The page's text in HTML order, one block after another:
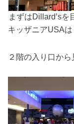
まずはDillard’sを
キッザニアUSAは
２階の入り口か